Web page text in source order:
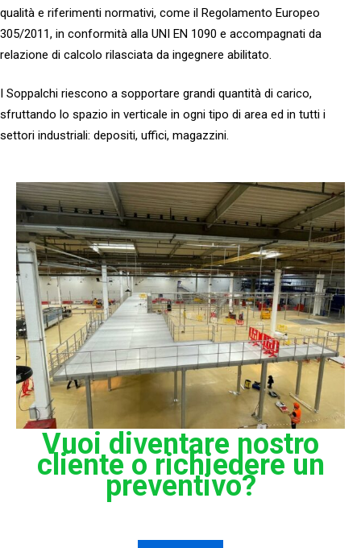
qualità e riferimenti normativi, come il Regolamento Europeo
305/2011, in conformità alla UNI EN 1090 e accompagnati da
relazione di calcolo rilasciata da ingegnere abilitato.
I Soppalchi riescono a sopportare grandi quantità di carico,
sfruttando lo spazio in verticale in ogni tipo di area ed in tutti i
settori industriali: depositi, uffici, magazzini.
Vuoi diventare nostro
cliente o richiedere un
preventivo?